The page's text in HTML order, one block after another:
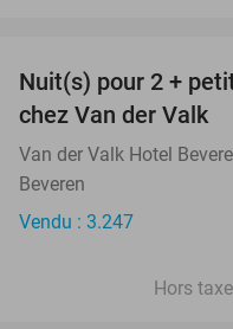
Nuit(s) pour 2 +
chez Van der Valk
Van der Valk Hotel
Beveren
Vendu : 3.247
Hors